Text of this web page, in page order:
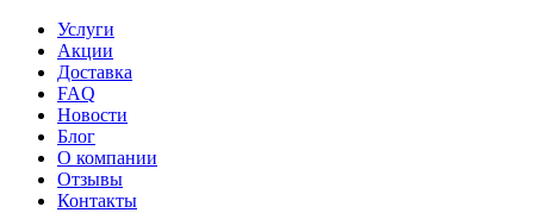
Услуги
Акции
Доставка
FAQ
Новости
Блог
О компании
Отзывы
Контакты